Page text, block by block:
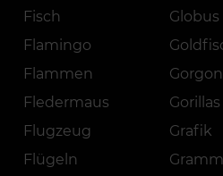
Fisch
Flamingo
Flammen
Fledermaus
Flugzeug
Flügeln
Globus
Gorillas
Grafik